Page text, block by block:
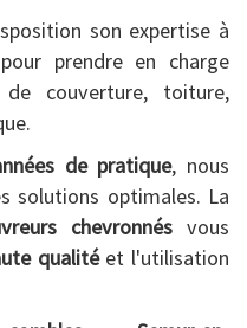
son expertise à
prendre en charge
couverture, toiture,
de pratique, nous
solutions optimales. La
chevronnésvous
qualitéet l'utilisation